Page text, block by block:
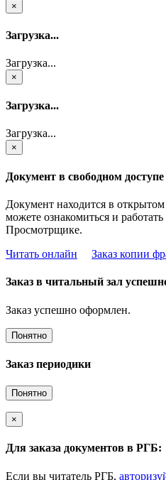
×
Загрузка...
Загрузка...
×
Загрузка...
Загрузка...
×
Документ в свободном доступе
Документ находится в
можете ознакомиться и
Просмотрщике.
Читать онлайн
Заказ копии
Заказ в читальный зал
Заказ успешно оформлен.
Понятно
Заказ периодики
Понятно
×
Для заказа документов в РГБ:
Если вы читатель РГБ,